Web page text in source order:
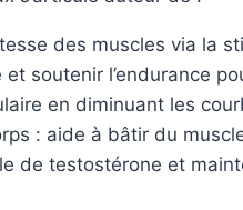
des muscles via la
soutenir l’endurance
en diminuant les
: aide à bâtir du
de testostérone et